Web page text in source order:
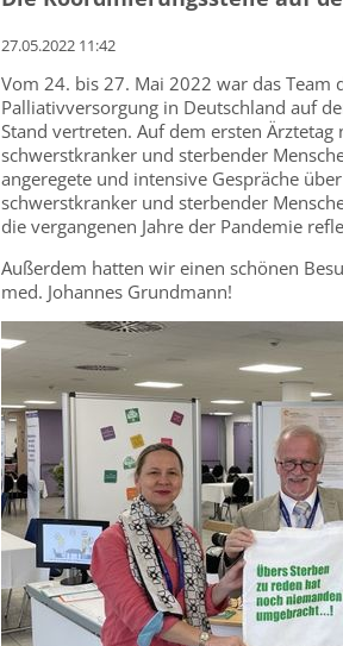
27.05.2022 11:42
Vom 24. bis 27. Mai 2022 war das
Palliativversorgung in Deutschland auf
Stand vertreten. Auf dem ersten
schwerstkranker und sterbender
angeregete und intensive Gespräche
schwerstkranker und sterbender
die vergangenen Jahre der Pandemie
Außerdem hatten wir einen schönen
med. Johannes Grundmann!